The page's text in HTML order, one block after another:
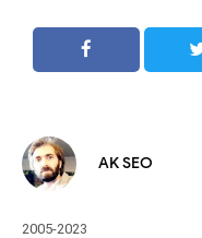
AK SEO
2005-2023